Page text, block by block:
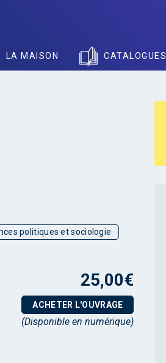
LA MAISON CATALOGUES
politiques et sociologie
25,00€
ACHETER L'OUVRAGE
(Disponible en numérique)